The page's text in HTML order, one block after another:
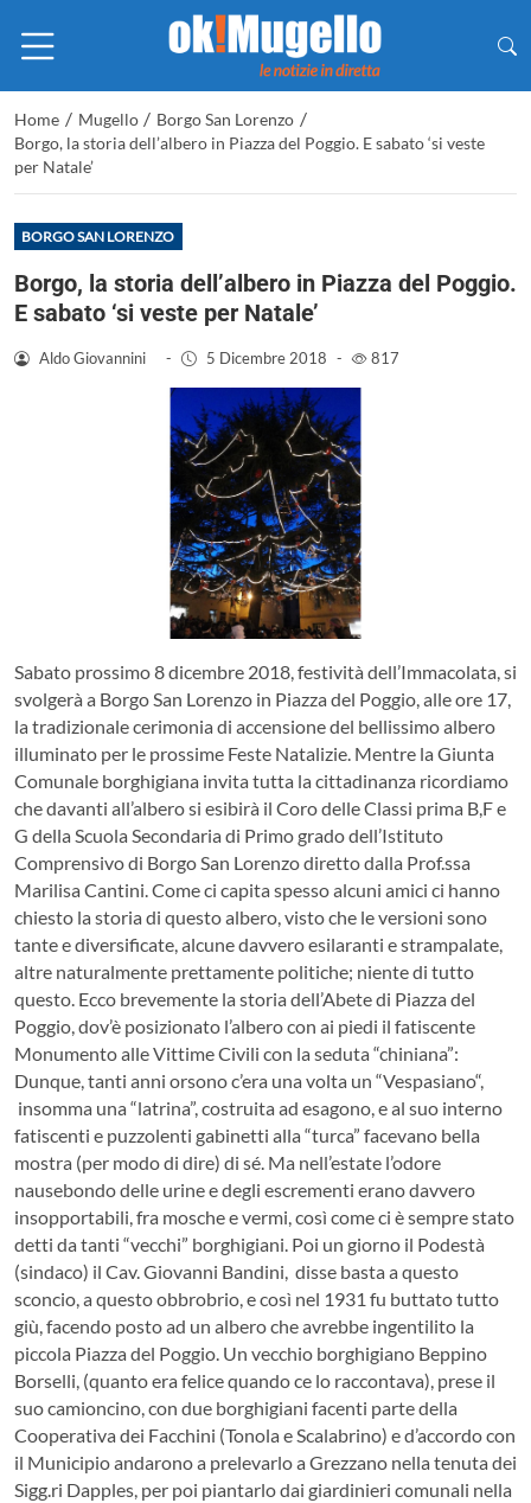
Home / Mugello / Borgo San Lorenzo /
Borgo, la storia dell’albero in Piazza del Poggio. E sabato ‘si veste
per Natale’
BORGO SAN LORENZO
Borgo, la storia dell’albero in Piazza del Poggio.
E sabato ‘si veste per Natale’
Aldo Giovannini - 5 Dicembre 2018 - 817
Sabato prossimo 8 dicembre 2018, festività dell’Immacolata, si
svolgerà a Borgo San Lorenzo in Piazza del Poggio, alle ore 17,
la tradizionale cerimonia di accensione del bellissimo albero
illuminato per le prossime Feste Natalizie. Mentre la Giunta
Comunale borghigiana invita tutta la cittadinanza ricordiamo
che davanti all’albero si esibirà il Coro delle Classi prima B,F e
G della Scuola Secondaria di Primo grado dell’Istituto
Comprensivo di Borgo San Lorenzo diretto dalla Prof.ssa
Marilisa Cantini. Come ci capita spesso alcuni amici ci hanno
chiesto la storia di questo albero, visto che le versioni sono
tante e diversificate, alcune davvero esilaranti e strampalate,
altre naturalmente prettamente politiche; niente di tutto
questo. Ecco brevemente la storia dell’Abete di Piazza del
Poggio, dov’è posizionato l’albero con ai piedi il fatiscente
Monumento alle Vittime Civili con la seduta “chiniana”:
Dunque, tanti anni orsono c’era una volta un “Vespasiano“,
insomma una “latrina”, costruita ad esagono, e al suo interno
fatiscenti e puzzolenti gabinetti alla “turca” facevano bella
mostra (per modo di dire) di sé. Ma nell’estate l’odore
nausebondo delle urine e degli escrementi erano davvero
insopportabili, fra mosche e vermi, così come ci è sempre stato
detti da tanti “vecchi” borghigiani. Poi un giorno il Podestà
(sindaco) il Cav. Giovanni Bandini, disse basta a questo
sconcio, a questo obbrobrio, e così nel 1931 fu buttato tutto
giù, facendo posto ad un albero che avrebbe ingentilito la
piccola Piazza del Poggio. Un vecchio borghigiano Beppino
Borselli, (quanto era felice quando ce lo raccontava), prese il
suo camioncino, con due borghigiani facenti parte della
Cooperativa dei Facchini (Tonola e Scalabrino) e d’accordo con
il Municipio andarono a prelevarlo a Grezzano nella tenuta dei
Sigg.ri Dapples, per poi piantarlo dai giardinieri comunali nella